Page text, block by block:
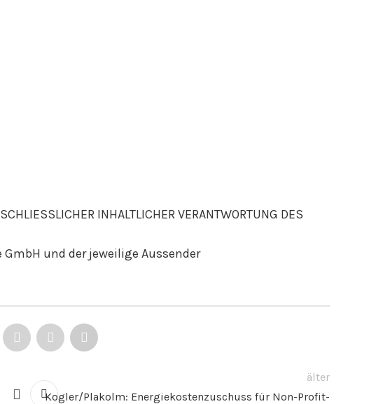
INHALTLICHER VERANTWORTUNG DES
und der jeweilige Aussender
älter
Kogler/Plakolm: Energiekostenzuschuss für Non-Profit-